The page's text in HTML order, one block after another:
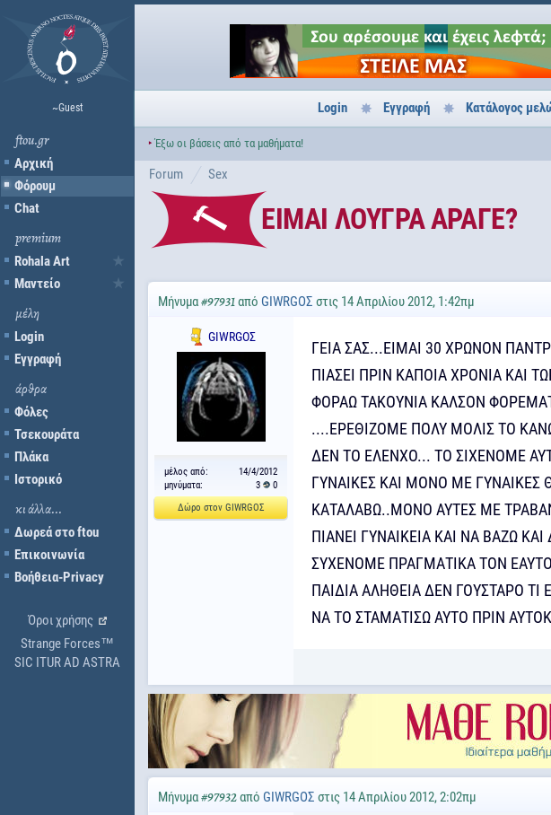
~Guest
ftou.gr
Αρχική
Φόρουμ
Chat
premium
Rohala Art
Μαντείο
μέλη
Login
Εγγραφή
άρθρα
Φόλες
Τσεκουράτα
Πλάκα
Ιστορικό
κι άλλα...
Δωρεά στο ftou
Επικοινωνία
Βοήθεια-Privacy
Όροι χρήσης
Strange Forces™
SIC ITUR AD ASTRA
Login Εγγραφή Κατάλογος
‣ Έξω οι βάσεις από τα μαθήματα!
Forum Sex
ΕΙΜΑΙ ΛΟΥΓΡΑ ΑΡΑΓΕ?
Μήνυμα #97931 από GΙWRGΟΣ στις 14 Απριλίου 2012, 1:42πμ
GΙWRGΟΣ
μέλος από:
14/4/2012
μηνύματα:
3
0
Δώρο στον GΙWRGΟΣ
ΓΕΙΑ ΣΑΣ...ΕΙΜΑΙ 30 ΧΡΩΝΟΝ
ΠΙΑΣΕΙ ΠΡΙΝ ΚΑΠΟΙΑ ΧΡΟΝΙΑ ΚΑΙ
ΦΟΡΑΩ ΤΑΚΟΥΝΙΑ ΚΑΛΣΟΝ
....ΕΡΕΘΙΖΟΜΕ ΠΟΛΥ ΜΟΛΙΣ ΤΟ
ΔΕΝ ΤΟ ΕΛΕΝΧΟ... ΤΟ ΣΙΧΕΝΟΜΕ
ΓΥΝΑΙΚΕΣ ΚΑΙ ΜΟΝΟ ΜΕ
ΚΑΤΑΛΑΒΩ..ΜΟΝΟ ΑΥΤΕΣ ΜΕ
ΠΙΑΝΕΙ ΓΥΝΑΙΚΕΙΑ ΚΑΙ ΝΑ ΒΑΖΩ
ΣΥΧΕΝΟΜΕ ΠΡΑΓΜΑΤΙΚΑ ΤΟΝ
ΠΑΙΔΙΑ ΑΛΗΘΕΙΑ ΔΕΝ ΓΟΥΣΤΑΡΟ
ΝΑ ΤΟ ΣΤΑΜΑΤΙΣΩ ΑΥΤΟ ΠΡΙΝ
Μήνυμα #97932 από GΙWRGΟΣ στις 14 Απριλίου 2012, 2:02πμ